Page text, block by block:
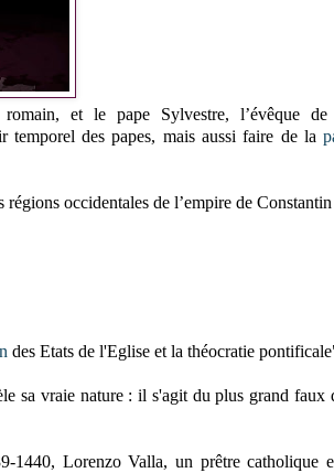
et le pape Sylvestre, l’évêque
temporel des papes, mais aussi faire de la
occidentales de l’empire de
des Etats de l'Eglise et la théocratie
sa vraie nature : il s'agit du plus grand faux
1440, Lorenzo Valla, un prêtre catholique